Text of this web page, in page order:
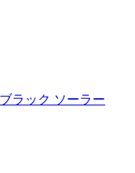
ラック ソーラー